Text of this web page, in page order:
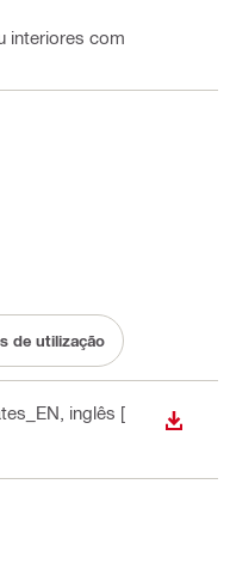
interiores com
de utilização
, inglês [